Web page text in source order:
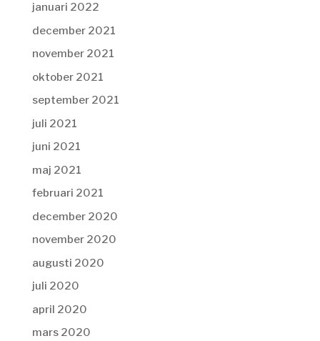
januari 2022
december 2021
november 2021
oktober 2021
september 2021
juli 2021
juni 2021
maj 2021
februari 2021
december 2020
november 2020
augusti 2020
juli 2020
april 2020
mars 2020